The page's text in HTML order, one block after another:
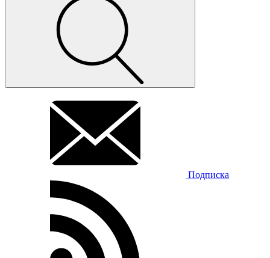
Подписка